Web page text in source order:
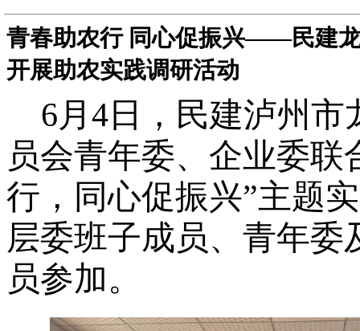
青春助农行 同心促振兴——民建
开展助农实践调研活动
6月4日，民建泸州市
员会青年委、企业委联
行，同心促振兴”主题
层委班子成员、青年委
员参加。